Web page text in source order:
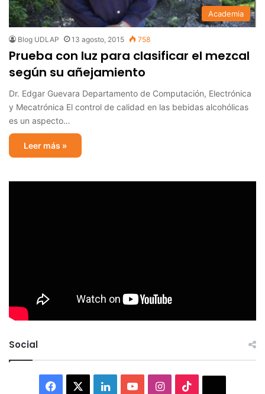
Academia
Blog UDLAP 13 agosto, 2015 758
Prueba con luz para clasificar el mezcal
según su añejamiento
Dr. Edgar Guevara Departamento de Computación, Electrónica
y Mecatrónica El control de calidad en las bebidas alcohólicas
es un aspecto…
Leer más »
Social
Facebook LinkedInYouTubeInstagram